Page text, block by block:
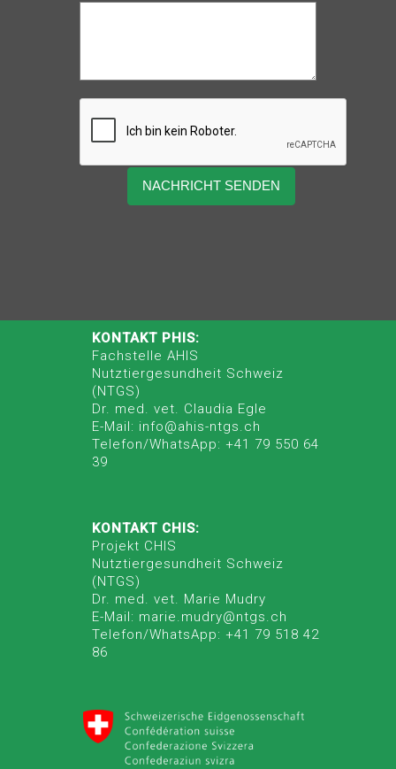
KONTAKT PHIS:
Fachstelle AHIS
Nutztiergesundheit Schweiz
(NTGS)
Dr. med. vet. Claudia Egle
E-Mail: info@ahis-ntgs.ch
Telefon/WhatsApp: +41 79 550 64
39
KONTAKT CHIS:
Projekt CHIS
Nutztiergesundheit Schweiz
(NTGS)
Dr. med. vet. Marie Mudry
E-Mail: marie.mudry@ntgs.ch
Telefon/WhatsApp: +41 79 518 42
86